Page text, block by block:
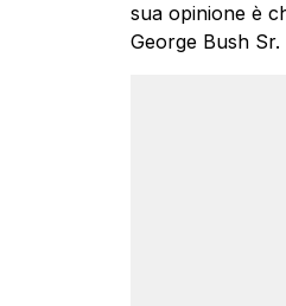
sua opinione è
George Bush